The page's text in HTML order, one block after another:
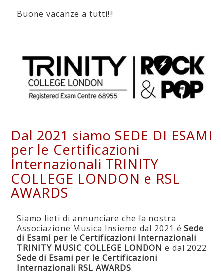
Buone vacanze a tutti!!!
Dal 2021 siamo SEDE DI ESAMI
per le Certificazioni
Internazionali TRINITY
COLLEGE LONDON e RSL
AWARDS
Siamo lieti di annunciare che la nostra
Associazione Musica Insieme dal 2021 éSede
di Esami per le Certificazioni Internazionali
TRINITY MUSIC COLLEGE LONDON e dal 2022
Sede di Esami per le Certificazioni
Internazionali RSL AWARDS.